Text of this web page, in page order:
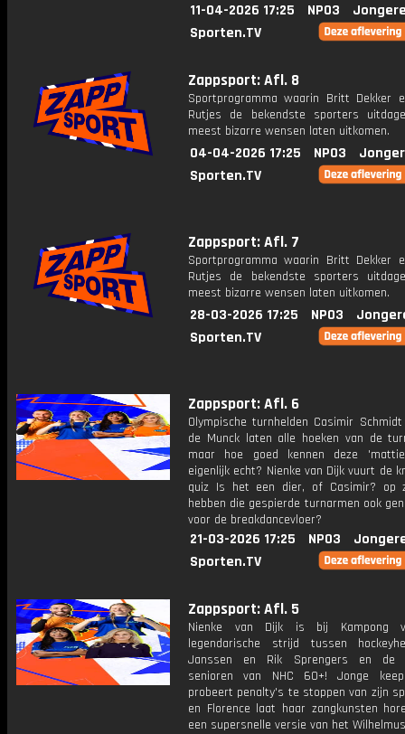
11-04-2026 17:25 NPO3
Sporten.TV
Zappsport: Afl. 8
Sportprogramma waarin Britt Dekker
Rutjes de bekendste sporters
meest bizarre wensen laten uitkomen.
04-04-2026 17:25 NPO3
Sporten.TV
Zappsport: Afl. 7
Sportprogramma waarin Britt Dekker
Rutjes de bekendste sporters
meest bizarre wensen laten uitkomen.
28-03-2026 17:25 NPO3
Sporten.TV
Zappsport: Afl. 6
Olympische turnhelden Casimir
de Munck laten alle hoeken van de
maar hoe goed kennen deze
eigenlijk echt? Nienke van Dijk vuurt de
quiz Is het een dier, of Casimir? op
hebben die gespierde turnarmen ook
voor de breakdancevloer?
21-03-2026 17:25 NPO3
Sporten.TV
Zappsport: Afl. 5
Nienke van Dijk is bij Kampong
legendarische strijd tussen
Janssen en Rik Sprengers en de
senioren van NHC 60+! Jonge
probeert penalty's te stoppen van zijn
en Florence laat haar zangkunsten
een supersnelle versie van het